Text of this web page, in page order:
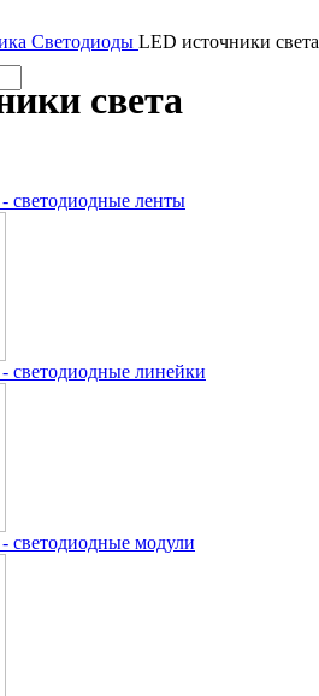
Светодиоды LED источники света
света
светодиодные ленты
светодиодные линейки
светодиодные модули